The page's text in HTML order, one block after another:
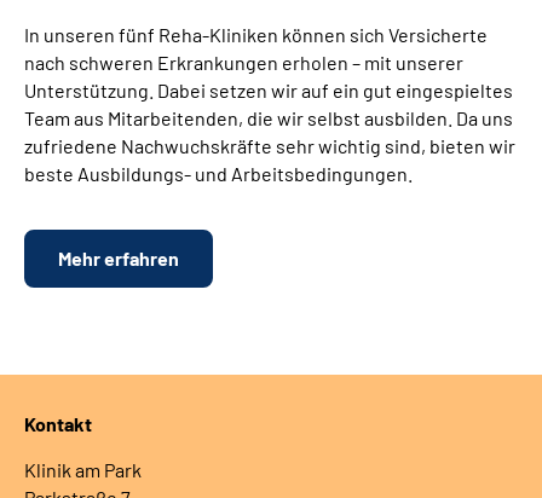
In unseren fünf Reha-Kliniken können sich Versicherte
nach schweren Erkrankungen erholen – mit unserer
Unterstützung. Dabei setzen wir auf ein gut eingespieltes
Team aus Mitarbeitenden, die wir selbst ausbilden. Da uns
zufriedene Nachwuchskräfte sehr wichtig sind, bieten wir
beste Ausbildungs- und Arbeitsbedingungen.
Mehr erfahren
Kontakt
Klinik am Park